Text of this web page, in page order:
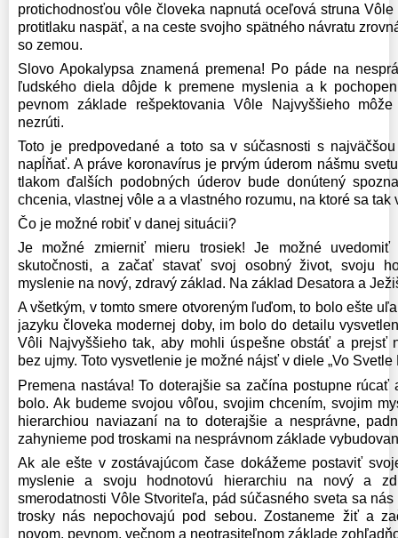
protichodnosťou vôle človeka napnutá oceľová struna
protitlaku naspäť, a na ceste svojho spätného návratu
so zemou.
Slovo Apokalypsa znamená premena! Po páde na
ľudského diela dôjde k premene myslenia a k
pevnom základe rešpektovania Vôle Najvyššieho
nezrúti.
Toto je predpovedané a toto sa v súčasnosti s
napĺňať. A práve koronavírus je prvým úderom nášmu
tlakom ďalších podobných úderov bude donútený
chcenia, vlastnej vôle a a vlastného rozumu, na ktoré sa tak
Čo je možné robiť v danej situácii?
Je možné zmierniť mieru trosiek! Je možné
skutočnosti, a začať stavať svoj osobný život, svoju
myslenie na nový, zdravý základ. Na základ Desatora a
A všetkým, v tomto smere otvoreným ľuďom, to bolo ešte
jazyku človeka modernej doby, im bolo do detailu
Vôli Najvyššieho tak, aby mohli úspešne obstáť a prejsť
bez ujmy. Toto vysvetlenie je možné nájsť v diele „Vo Svetle
Premena nastáva! To doterajšie sa začína postupne
bolo. Ak budeme svojou vôľou, svojim chcením, svojim
hierarchiou naviazaní na to doterajšie a nesprávne,
zahynieme pod troskami na nesprávnom základe
Ak ale ešte v zostávajúcom čase dokážeme postaviť
myslenie a svoju hodnotovú hierarchiu na nový a
smerodatnosti Vôle Stvoriteľa, pád súčasného sveta sa
trosky nás nepochovajú pod sebou. Zostaneme žiť a
novom, pevnom, večnom a neotrasiteľnom základe